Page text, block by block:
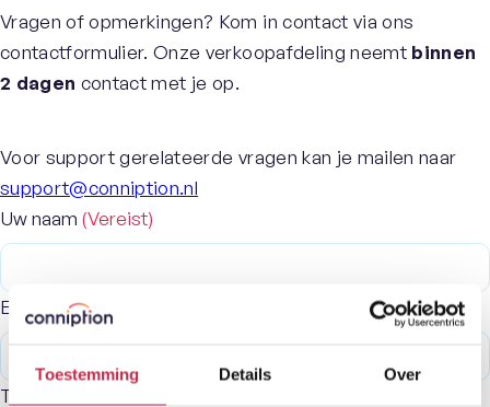
Toestemming Details Over
Vragen of opmerkingen? Kom in contact via ons
contactformulier. Onze verkoopafdeling neemtbinnen
2 dagen contact met je op.
Voor support gerelateerde vragen kan je mailen naar
support@conniption.nl
Uw naam (Vereist)
E-mailadres
Telefoonnummer